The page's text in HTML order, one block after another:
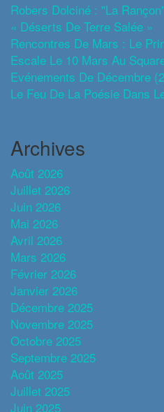
Robers Dolciné : "La
« Déserts De Terre Salée »
Rencontres De Mars : Le
Escale Le 10 Mars Au
Evénements De Décembre
Le Feu De La Poésie Dans
Archives
Août 2026
Juillet 2026
Juin 2026
Mai 2026
Avril 2026
Mars 2026
Février 2026
Janvier 2026
Décembre 2025
Novembre 2025
Octobre 2025
Septembre 2025
Août 2025
Juillet 2025
Juin 2025